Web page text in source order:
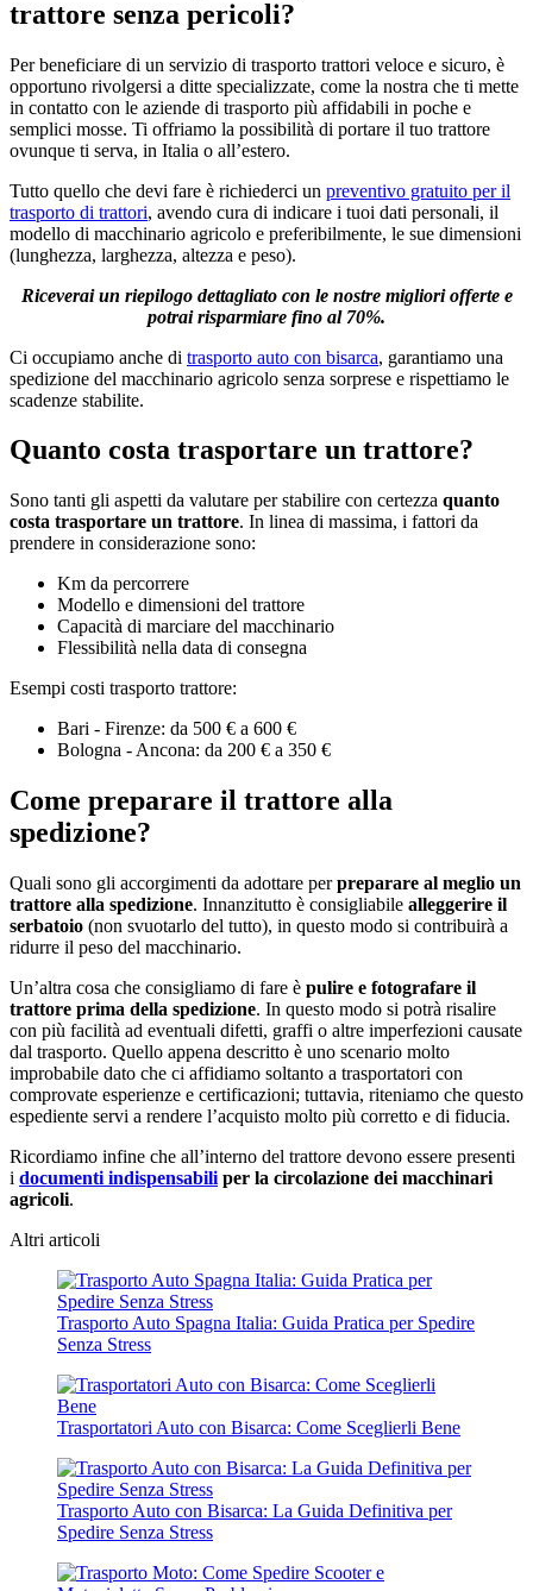
trattore senza pericoli?
Per beneficiare di un servizio di trasporto trattori veloce e sicuro, è
opportuno rivolgersi a ditte specializzate, come la nostra che ti mette
in contatto con le aziende di trasporto più affidabili in poche e
semplici mosse. Ti offriamo la possibilità di portare il tuo trattore
ovunque ti serva, in Italia o all’estero.
Tutto quello che devi fare è richiederci un preventivo gratuito per il
trasporto di trattori, avendo cura di indicare i tuoi dati personali, il
modello di macchinario agricolo e preferibilmente, le sue dimensioni
(lunghezza, larghezza, altezza e peso).
Riceverai un riepilogo dettagliato con le nostre migliori offerte e
potrai risparmiare fino al 70%.
Ci occupiamo anche di trasporto auto con bisarca, garantiamo una
spedizione del macchinario agricolo senza sorprese e rispettiamo le
scadenze stabilite.
Quanto costa trasportare un trattore?
Sono tanti gli aspetti da valutare per stabilire con certezza quanto
costa trasportare un trattore. In linea di massima, i fattori da
prendere in considerazione sono:
Km da percorrere
Modello e dimensioni del trattore
Capacità di marciare del macchinario
Flessibilità nella data di consegna
Esempi costi trasporto trattore:
Bari - Firenze: da 500 € a 600 €
Bologna - Ancona: da 200 € a 350 €
Come preparare il trattore alla
spedizione?
Quali sono gli accorgimenti da adottare perpreparare al meglio un
trattore alla spedizione. Innanzitutto è consigliabile alleggerire il
serbatoio (non svuotarlo del tutto), in questo modo si contribuirà a
ridurre il peso del macchinario.
Un’altra cosa che consigliamo di fare è pulire e fotografare il
trattore prima della spedizione. In questo modo si potrà risalire
con più facilità ad eventuali difetti, graffi o altre imperfezioni causate
dal trasporto. Quello appena descritto è uno scenario molto
improbabile dato che ci affidiamo soltanto a trasportatori con
comprovate esperienze e certificazioni; tuttavia, riteniamo che questo
espediente servi a rendere l’acquisto molto più corretto e di fiducia.
Ricordiamo infine che all’interno del trattore devono essere presenti
i documenti indispensabili per la circolazione dei macchinari
agricoli.
Altri articoli
Trasporto Auto Spagna Italia: Guida Pratica per Spedire
Senza Stress
Trasportatori Auto con Bisarca: Come Sceglierli Bene
Trasporto Auto con Bisarca: La Guida Definitiva per
Spedire Senza Stress